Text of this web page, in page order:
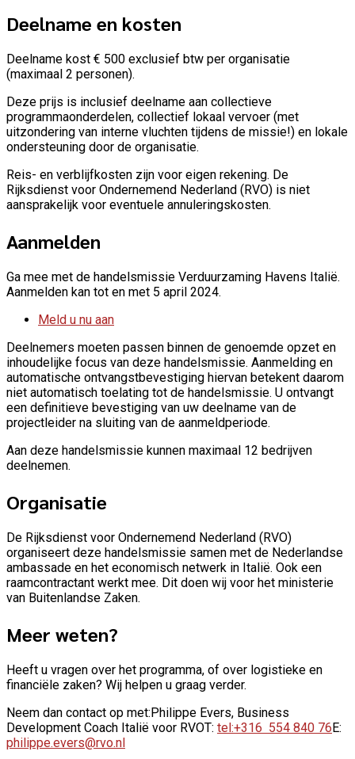
Deelname en kosten
Deelname kost € 500 exclusief btw per organisatie
(maximaal 2 personen).
Deze prijs is inclusief deelname aan collectieve
programmaonderdelen, collectief lokaal vervoer (met
uitzondering van interne vluchten tijdens de missie!) en lokale
ondersteuning door de organisatie.
Reis- en verblijfkosten zijn voor eigen rekening. De
Rijksdienst voor Ondernemend Nederland (RVO) is niet
aansprakelijk voor eventuele annuleringskosten.
Aanmelden
Ga mee met de handelsmissie Verduurzaming Havens Italië.
Aanmelden kan tot en met 5 april 2024.
Meld u nu aan
Deelnemers moeten passen binnen de genoemde opzet en
inhoudelijke focus van deze handelsmissie. Aanmelding en
automatische ontvangstbevestiging hiervan betekent daarom
niet automatisch toelating tot de handelsmissie. U ontvangt
een definitieve bevestiging van uw deelname van de
projectleider na sluiting van de aanmeldperiode.
Aan deze handelsmissie kunnen maximaal 12 bedrijven
deelnemen.
Organisatie
De Rijksdienst voor Ondernemend Nederland (RVO)
organiseert deze handelsmissie samen met de Nederlandse
ambassade en het economisch netwerk in Italië. Ook een
raamcontractant werkt mee. Dit doen wij voor het ministerie
van Buitenlandse Zaken.
Meer weten?
Heeft u vragen over het programma, of over logistieke en
financiële zaken? Wij helpen u graag verder.
Neem dan contact op met:Philippe Evers, Business
Development Coach Italië voor RVOT: tel:+316 554 840 76E:
philippe.evers@rvo.nl